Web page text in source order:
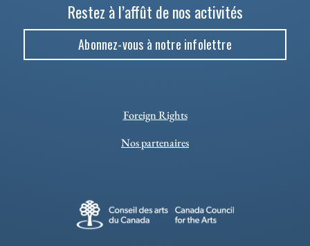
Restez à l’affût de nos activités
Abonnez-vous à notre infolettre
Foreign Rights
Nos partenaires